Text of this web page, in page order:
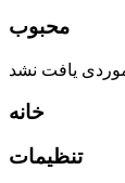
محبوب
یافت نشد
خانه
تنظیمات